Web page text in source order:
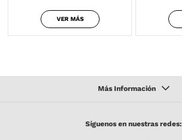
VER MÁS
Síguenos en nuestras redes: